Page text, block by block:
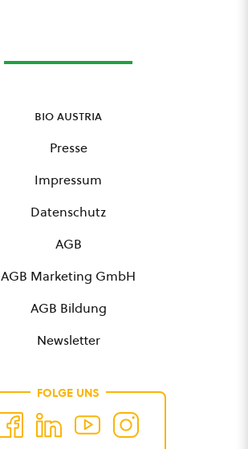
bio austria
Presse
Impressum
Datenschutz
AGB
AGB Marketing GmbH
AGB Bildung
Newsletter
FOLGE UNS